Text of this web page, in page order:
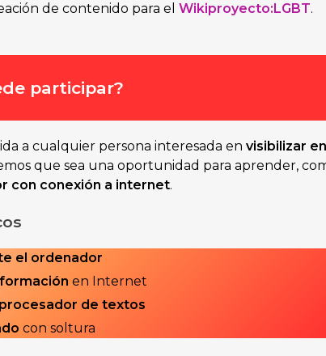
de contenido para el Wikiproyecto:LGBT.
participar?
a cualquier persona interesada en visibilizar
que sea una oportunidad para aprender,
con conexión a internet.
el ordenador
en Internet
procesador de textos
con soltura